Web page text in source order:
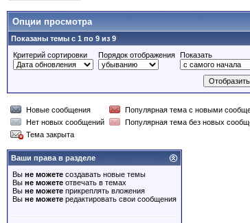
Опции просмотра
Показаны темы с 1 по 9 из 9
Критерий сортировки
Порядок отображения Показать
Новые сообщения
Популярная тема с новыми
Нет новых сообщений
Популярная тема без новых
Тема закрыта
Ваши права в разделе
Вы не можете создавать новые темы
Вы не можете отвечать в темах
Вы не можете прикреплять вложения
Вы не можете редактировать свои сообщения